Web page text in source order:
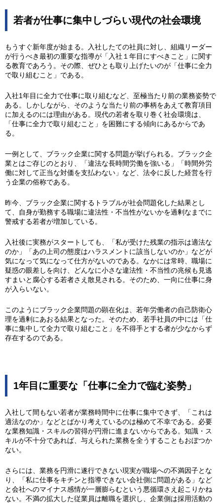
若者が仕事に集中しづらい現代の社会環境
もうすぐ新年度が始まる。入社したての社員に対し、組織リーダー
が行うべき最初の重要な指導が「入社１年目にすべきこと」に関す
る教育であろう。その際、ぜひとも取り上げたいのが「仕事に全力
で取り組むこと」である。
入社1年目に全力で仕事に取り組むなど、至極当たり前の業務姿勢で
ある。しかしながら、そのような当たり前の事柄をあえて教育項目
に加えるのには理由がある。現代の若者を取り巻く社会環境は、
「仕事に全力で取り組むこと」を困難にする傾向にあるからであ
る。
一例として、ブラック企業に関する問題が挙げられる。ブラック企
業とはご存じのとおり、「違法な長時間労働を強いる」「時間外労
働に対して正当な対価を支払わない」など、法令に反した経営を行
う企業の俗称である。
昨今、ブラック企業に関するトラブルが社会問題化した結果とし
て、自身が勤務する職場に違法性・不当性がないかを過剰なまでに
警戒する若者が増加している。
入社後に実務がスタートしても、「私が受けた残業の指示は適法な
のか」「あの上司の態度はハラスメントに該当しないのか」などが
気になって気になって仕方がないのである。なかには常時、職場に
疑惑の眼差しを向け、どんなに小さな違法性・不当性の兆候も見逃
すまいと腐心する若者さえ散見される。そのため、一向に仕事に身
が入らいない。
このようにブラック企業問題の顕在化は、若年労働者の自己防衛心
理を過剰にあおる結果となった。そのため、若手社員の中には「仕
事に集中して全力で取り組むこと」を不得手とする者が少なからず
存在するのである。
1年目に重要な「仕事に全力で臨む姿勢」
入社して間もない若者が業務時間中に仕事に集中できず、「これは
適法なのか」などとばかり考えているのは極めて不幸である。必要
な業務知識・スキルの習得が円滑に進まないからである。知識・ス
キルが不十分であれば、与えられた業務を全うすることもおぼつか
ない。
さらには、業務を円滑に遂行できない現実が職場への不満因子とな
り、「私に仕事をキチンと指導できない会社側に問題がある」など
と会社へのマイナス感情が一層膨らむという悪循環さえ起こりかね
ない。不満の拡大した従業員は離職を選択し、企業側は採用活動の